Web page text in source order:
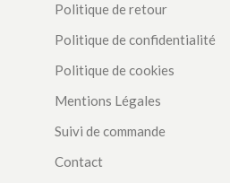
Politique de retour
Politique de confidentialité
Politique de cookies
Mentions Légales
Suivi de commande
Contact